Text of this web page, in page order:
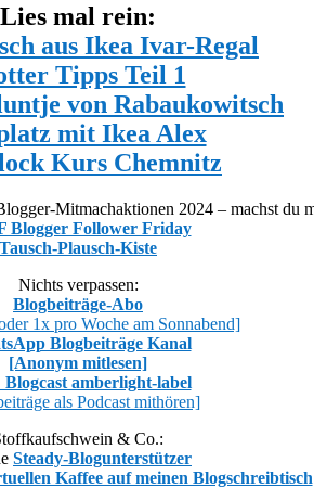
Lies mal rein:
aus Ikea Ivar-Regal
Tipps Teil 1
von Rabaukowitsch
mit Ikea Alex
Kurs Chemnitz
Mitmachaktionen 2024 – machst du
Blogger Follower Friday
Tausch-Plausch-Kiste
Nichts verpassen:
Blogbeiträge-Abo
1x pro Woche am Sonnabend]
Blogbeiträge Kanal
[Anonym mitlesen]
Blogcast amberlight-label
als Podcast mithören]
& Co.:
Steady-Blogunterstützer
Kaffee auf meinen Blogschreibtisch